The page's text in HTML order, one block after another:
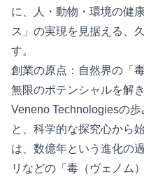
に、人・動物・環境の健
ス」の実現を見据える、
す。
創業の原点：自然界の「
無限のポテンシャルを解
Veneno Technologiesの
と、科学的な探究心から
は、数億年という進化の
リなどの「毒（ヴェノム